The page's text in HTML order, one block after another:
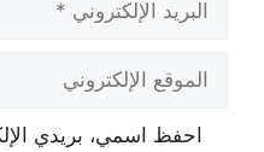
الإلكتروني
الموقع
الإلكتروني
احفظ اسمي، بريدي